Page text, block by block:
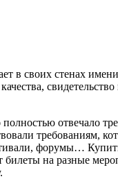
своих стенах
отвечало
требованиям,
форумы…
на разные